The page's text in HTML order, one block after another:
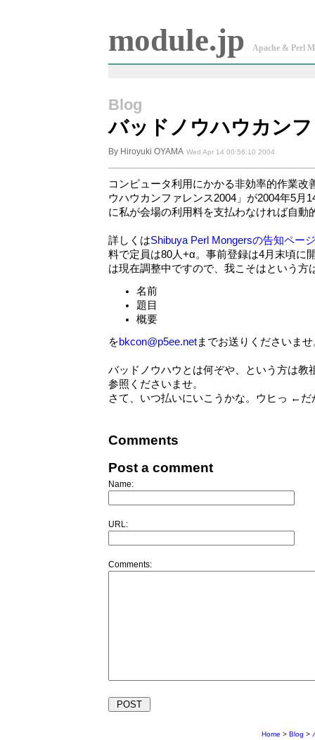
module.jp Apache & Perl
Blog
バッドノウハウカン
By Hiroyuki OYAMA Wed Apr 14 00:56:10 2004
コンピュータ利用にかかる非効率的作業改
ウハウカンファレンス2004」が2004年5月
に私が会場の利用料を支払わなければ自動
詳しくはShibuya Perl Mongersの告知ページ
料で定員は80人+α。事前登録は4月末頃に
は現在調整中ですので、我こそはという方
名前
題目
概要
をbkcon@p5ee.netまでお送りくださいませ
バッドノウハウとは何ぞや、という方は教
参照くださいませ。
さて、いつ払いにいこうかな。ウヒっ ←だ
Comments
Post a comment
Name:
URL:
Comments:
Home > Blog >